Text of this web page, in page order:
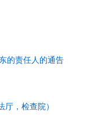
的责任人的通告
，检查院）